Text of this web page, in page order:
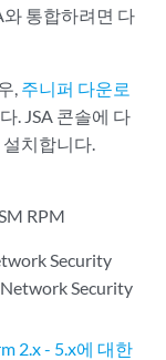
통합하려면 다
, 주니퍼 다운로
. JSA 콘솔에 다
치합니다.
RPM
Security
Security
2.x - 5.x에 대한